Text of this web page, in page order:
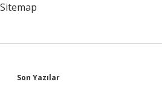
Sitemap
Son Yazılar